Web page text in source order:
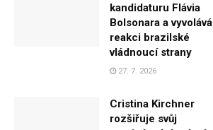
kandidaturu Flávia
Bolsonara a vyvolává
reakci brazilské
vládnoucí strany
27. 7. 2026
Cristina Kirchner
rozšiřuje svůj